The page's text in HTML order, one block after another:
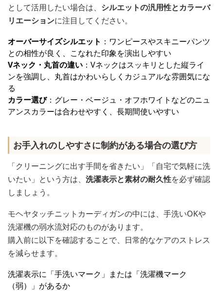
として活用したい場合は、 シルエットの汎用性とカラーバ
リエーションに注目してください。
オーバーサイズシルエット ：ワンピースやスキニーパンツ
との相性が良く、こなれた印象を演出しやすい
Vネック・丸首の違い ：Vネックはスッキリとした縦ライ
ンを強調し、丸首はかわいらしくカジュアルな雰囲気にな
る
カラー選び：グレー・ベージュ・オフホワイトなどのニュ
アンスカラーは合わせやすく、長期間使いやすい
お手入れのしやすさに制約がある場合の選び方
「クリーニングに出す手間を省きたい」「自宅で気軽に洗
いたい」という方は、 洗濯表示と素材の耐久性を必ず確認
しましょう。
モヘヤタッチニットカーディガンの中には、手洗いOKや
洗濯機の弱水流対応のものがあります。
購入前に以下を確認することで、日常的なケアのストレス
を減らせます。
洗濯表示に「手洗いマーク」または「洗濯機マーク
（弱）」があるか